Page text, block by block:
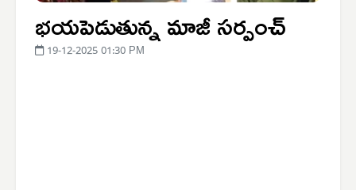
భయపెడుతున్న మాజీ సర్పంచ్
19-12-2025 01:30 PM